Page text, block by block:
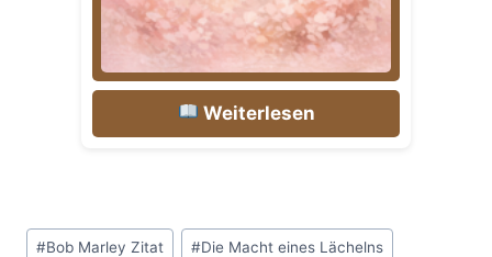
Weiterlesen
Schlagworte:
#Bob Marley Zitat #Die Macht eines Lächelns